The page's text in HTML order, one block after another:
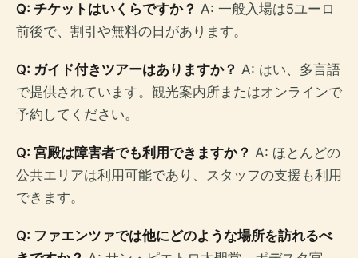
Q: チケットはいくらですか？ A: 一般入場は5ユーロ
前後で、割引や無料の日があります。
Q: ガイド付きツアーはありますか？ A: はい、多言語
で提供されています。観光案内所またはオンラインで
予約してください。
Q: 宮殿は障害者でも利用できますか？ A: ほとんどの
公共エリアは利用可能であり、スタッフの支援も利用
できます。
Q: ファエンツァでは他にどのような場所を訪れるべ